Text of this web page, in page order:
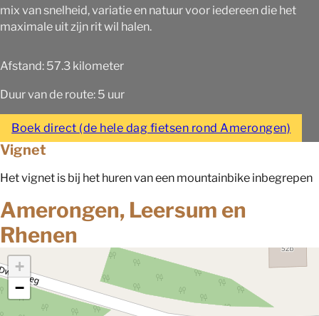
mix van snelheid, variatie en natuur voor iedereen die het
maximale uit zijn rit wil halen.
Afstand: 57.3 kilometer
Duur van de route: 5 uur
Boek direct (de hele dag fietsen rond Amerongen)
Vignet
Het vignet is bij het huren van een mountainbike inbegrepen
Amerongen, Leersum en
Rhenen
+
−